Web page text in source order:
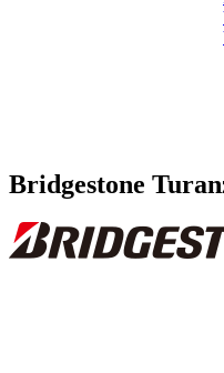
Bridgestone